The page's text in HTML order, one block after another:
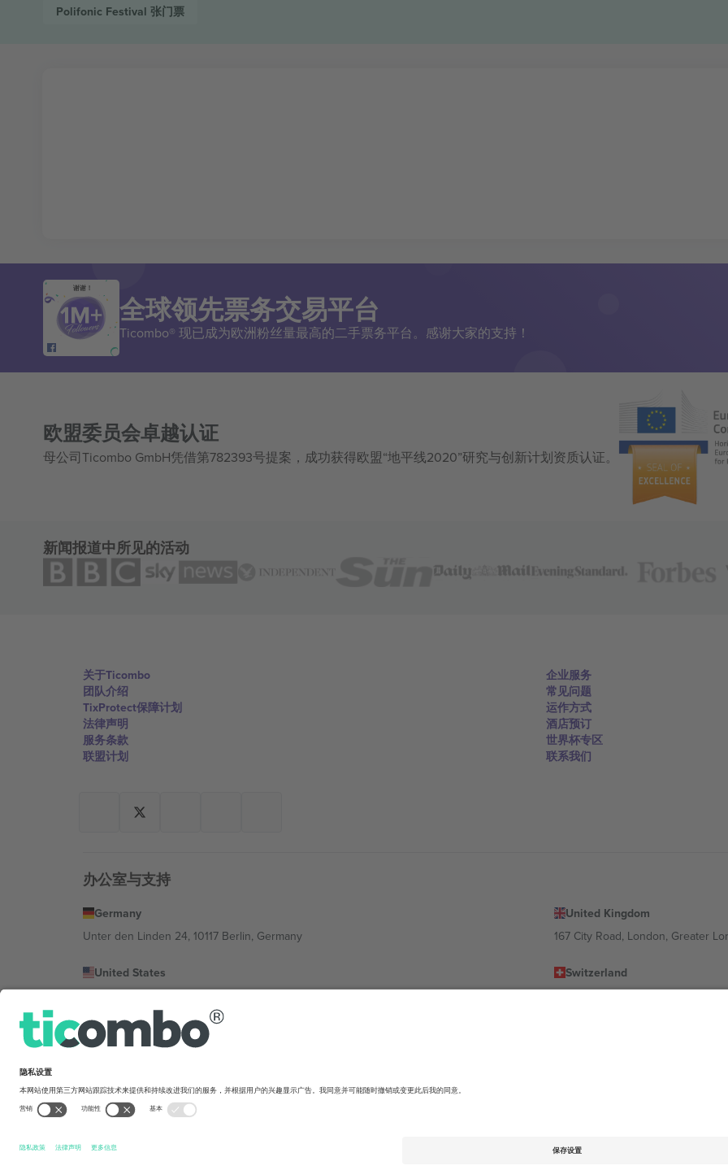
Polifonic Festival 张门票
谢谢！
全球领先票务交易平台
Ticombo® 现已成为欧洲粉丝量最高的二手票务平台。感谢大家的支持！
欧盟委员会卓越认证
母公司Ticombo GmbH凭借第782393号提案，成功获得欧盟“地平线2020”研究与创新计划资质认证。
新闻报道中所见的活动
关于Ticombo
团队介绍
TixProtect保障计划
法律声明
服务条款
联盟计划
企业服务
常见问题
运作方式
酒店预订
世界杯专区
联系我们
办公室与支持
Germany
Unter den Linden 24, 10117 Berlin, Germany
United Kingdom
167 City Road, London, Greater
United States
Switzerland
Bulgaria
Mexico
Av Chapultepec 360, Roma Norte, Cuauhtémoc, 06700 Ciudad de México, CDMX, Mexico
平台提供商的法律实体可能会因地点、活动和/或领域而有所不同。有关详细信息，请查看特定活动页面、版权声明和条款。,